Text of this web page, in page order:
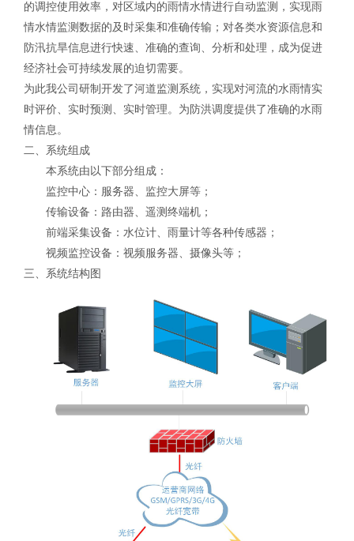
的调控使用效率，对区域内的雨情水情进行自动监测，实现雨
情水情监测数据的及时采集和准确传输；对各类水资源信息和
防汛抗旱信息进行快速、准确的查询、分析和处理，成为促进
经济社会可持续发展的迫切需要。
为此我公司研制开发了河道监测系统，实现对河流的水雨情实
时评价、实时预测、实时管理。为防洪调度提供了准确的水雨
情信息。
二、系统组成
本系统由以下部分组成：
监控中心：服务器、监控大屏等；
传输设备：路由器、遥测终端机；
前端采集设备：水位计、雨量计等各种传感器；
视频监控设备：视频服务器、摄像头等；
三、系统结构图